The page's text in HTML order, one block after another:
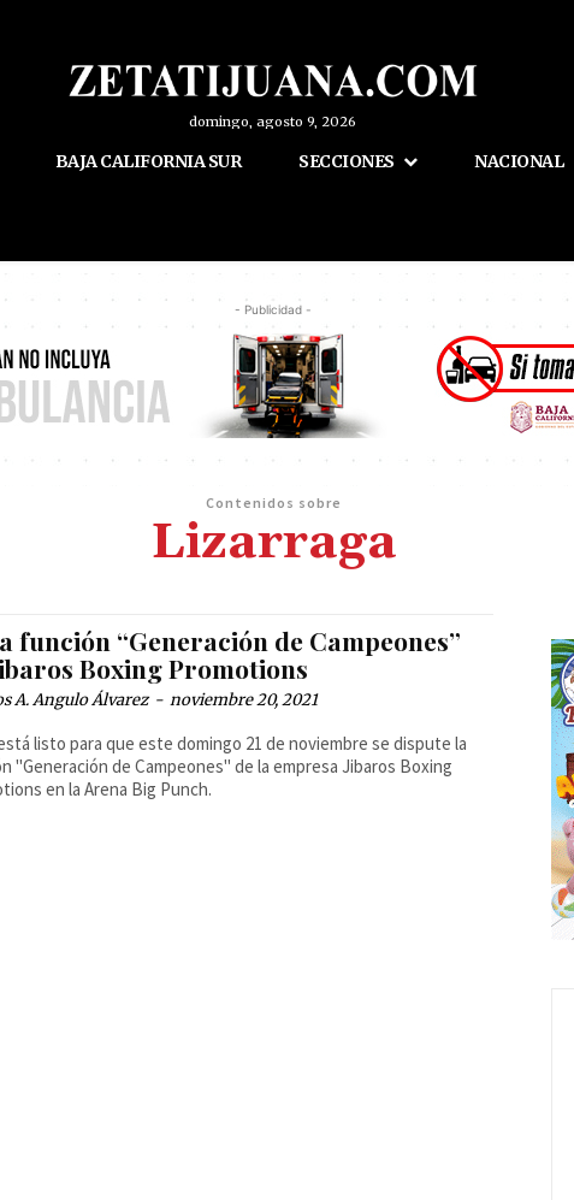
domingo, agosto 9, 2026
BAJA CALIFORNIA SUR SECCIONES NACIONAL
- Publicidad -
Contenidos sobre
Lizarraga
función “Generación de Campeones”
Boxing Promotions
A. Angulo Álvarez - noviembre 20, 2021
listo para que este domingo 21 de noviembre se dispute la
"Generación de Campeones" de la empresa Jibaros Boxing
en la Arena Big Punch.